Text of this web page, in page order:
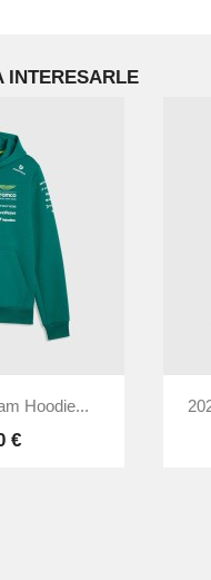
INTERESARLE
Hoodie...
€